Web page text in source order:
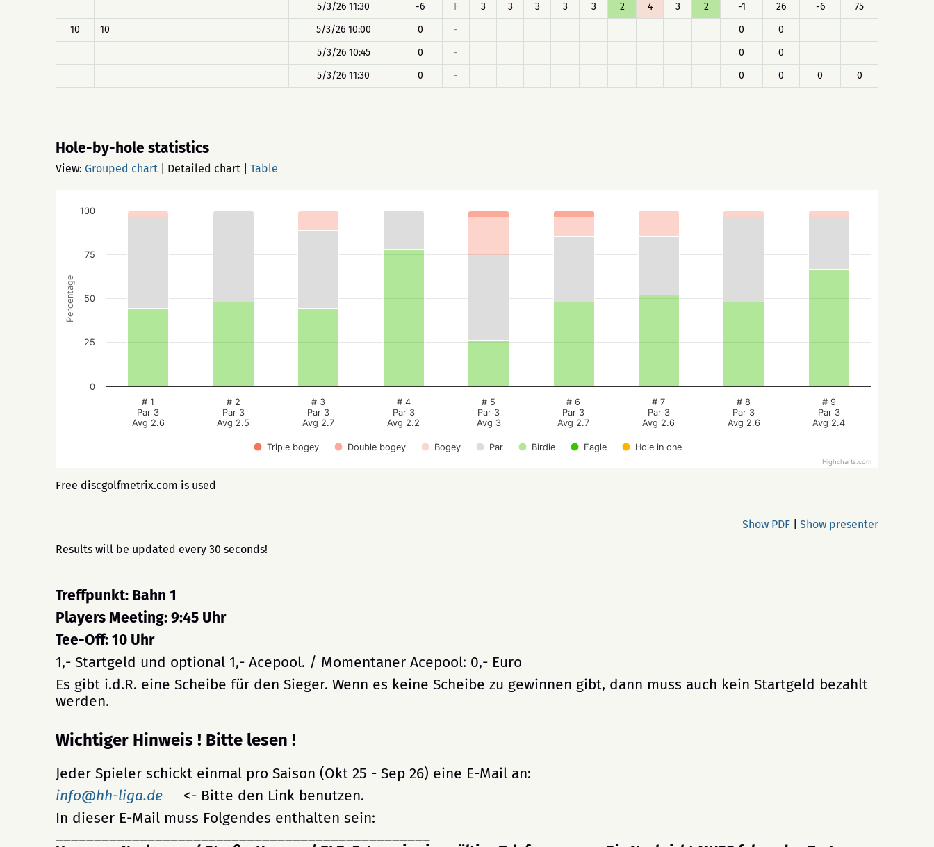
5/3/26 11:30
-6 F 3 3 3 3 3 2 4 3 2 -1 26 -6
75
10
10 5/3/26 10:00 0 - 0
0
5/3/26 10:45
0 - 0
0
5/3/26 11:30
0 - 0 0 0 0
Hole-by-hole statistics
View: Grouped chart Detailed chart Table
Percentage
Triple bogey Double bogey Bogey Par Birdie Eagle Hole in one
# 1
Par 3
Avg 2.6
# 2
Par 3
Avg 2.5
# 3
Par 3
Avg 2.7
# 4
Par 3
Avg 2.2
# 5
Par 3
Avg 3
# 6
Par 3
Avg 2.7
# 7
Par 3
Avg 2.6
# 8
Par 3
Avg 2.6
# 9
Par 3
Avg 2.4
0
25
50
75
100
Highcharts.com
Free discgolfmetrix.com is used
Show presenter
Show PDF
Results will be updated every 30 seconds!
Treffpunkt: Bahn 1
Players Meeting: 9:45 Uhr
Tee-Off: 10 Uhr
1,- Startgeld und optional 1,- Acepool. / Momentaner Acepool: 0,- Euro
Es gibt i.d.R. eine Scheibe für den Sieger. Wenn es keine Scheibe zu gewinnen gibt, dann muss auch kein Startgeld bezahlt
werden.
Wichtiger Hinweis ! Bitte lesen !
Jeder Spieler schickt einmal pro Saison (Okt 25 - Sep 26) eine E-Mail an:
info@hh-liga.de <- Bitte den Link benutzen.
In dieser E-Mail muss Folgendes enthalten sein: